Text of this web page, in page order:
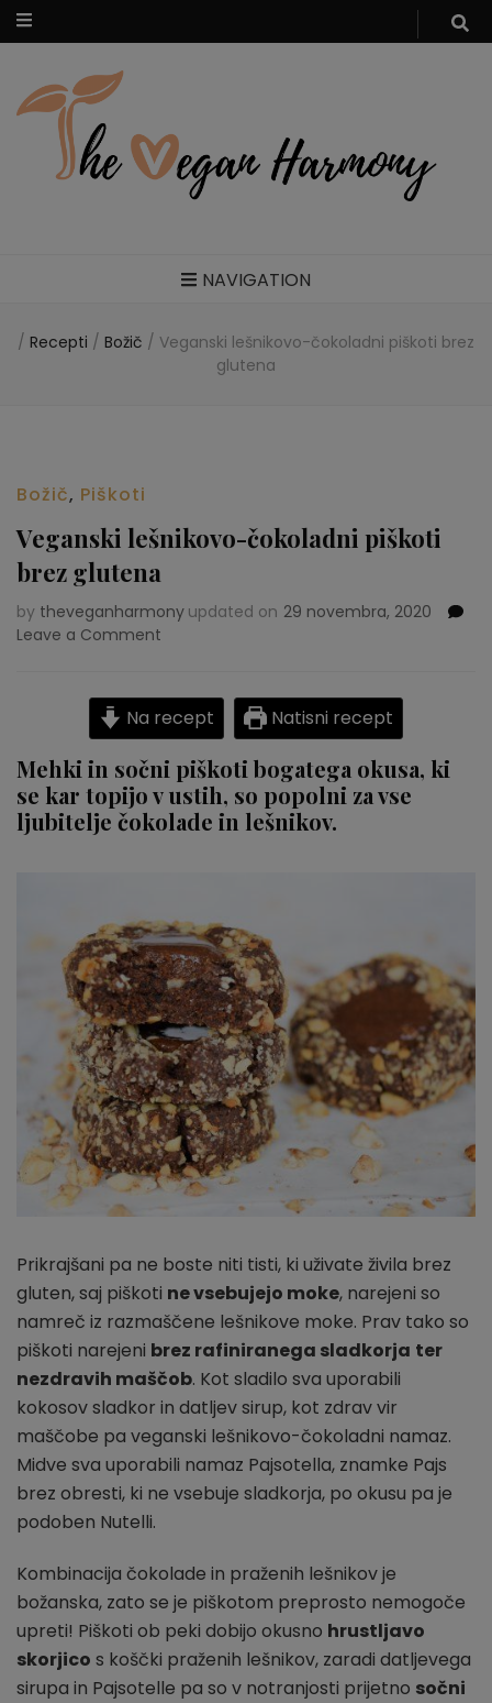
NAVIGATION
/ Recepti / Božič / Veganski lešnikovo-čokoladni piškoti brez
glutena
Božič, Piškoti
Veganski lešnikovo-čokoladni piškoti
brez glutena
by theveganharmony updated on 29 novembra, 2020
Leave a Comment
čokoladni
piškoti
glutena
Na recept Natisni recept
Mehki in sočni piškoti bogatega okusa, ki
se kar topijo v ustih, so popolni za vse
ljubitelje čokolade in lešnikov.
Prikrajšani pa ne boste niti tisti, ki uživate živila brez
gluten, saj piškoti ne vsebujejo moke, narejeni so
namreč iz razmaščene lešnikove moke. Prav tako so
piškoti narejeni brez rafiniranega sladkorja ter
nezdravih maščob. Kot sladilo sva uporabili
kokosov sladkor in datljev sirup, kot zdrav vir
maščobe pa veganski lešnikovo-čokoladni namaz.
Midve sva uporabili namaz Pajsotella, znamke Pajs
brez obresti, ki ne vsebuje sladkorja, po okusu pa je
podoben Nutelli.
Kombinacija čokolade in praženih lešnikov je
božanska, zato se je piškotom preprosto nemogoče
upreti! Piškoti ob peki dobijo okusno hrustljavo
skorjico s koščki praženih lešnikov, zaradi datljevega
sirupa in Pajsotelle pa so v notranjosti prijetno sočni